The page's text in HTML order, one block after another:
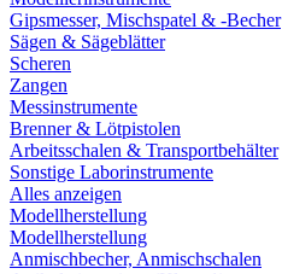
Gipsmesser, Mischspatel & -Becher
Sägen & Sägeblätter
Scheren
Zangen
Messinstrumente
Brenner & Lötpistolen
Arbeitsschalen & Transportbehälter
Sonstige Laborinstrumente
Alles anzeigen
Modellherstellung
Modellherstellung
Anmischbecher, Anmischschalen